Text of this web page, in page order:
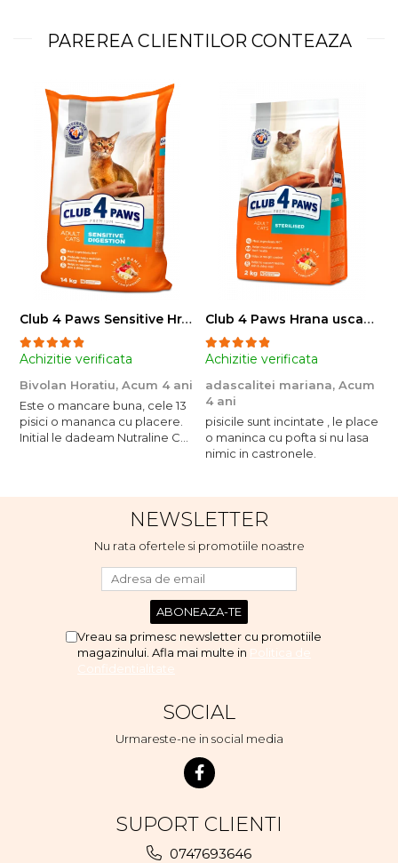
PAREREA CLIENTILOR CONTEAZA
Club 4 Paws Sensitive Hrana uscata pisici adulte, 14kg
Achizitie verificata
Bivolan Horatiu, Acum 4 ani
Este o mancare buna, cele 13
pisici o mananca cu placere.
Initial le dadeam Nutraline Cat
evita, nu o mananca cu
placere. Eu sunt multumit si
Club 4 Paws Hrana uscata pisici sterilizate, 2kg
Achizitie verificata
adascalitei mariana, Acum
4 ani
pisicile sunt incintate , le place
o maninca cu pofta si nu lasa
nimic in castronele.
NEWSLETTER
Nu rata ofertele si promotiile noastre
Vreau sa primesc newsletter cu promotiile
magazinului. Afla mai multe in Politica de
Confidentialitate
SOCIAL
Urmareste-ne in social media
SUPORT CLIENTI
0747693646